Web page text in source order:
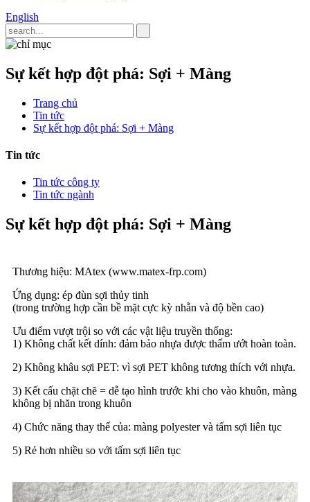
English
Sự kết hợp đột phá: Sợi + Màng
Trang chủ
Tin tức
Sự kết hợp đột phá: Sợi + Màng
Tin tức
Tin tức công ty
Tin tức ngành
Sự kết hợp đột phá: Sợi + Màng
Thương hiệu: MAtex (www.matex-frp.com)
Ứng dụng: ép đùn sợi thủy tinh
(trong trường hợp cần bề mặt cực kỳ nhẵn và độ bền cao)
Ưu điểm vượt trội so với các vật liệu truyền thống:
1) Không chất kết dính: đảm bảo nhựa được thấm ướt hoàn toàn.
2) Không khâu sợi PET: vì sợi PET không tương thích với nhựa.
3) Kết cấu chặt chẽ = dễ tạo hình trước khi cho vào khuôn, màng
không bị nhăn trong khuôn
4) Chức năng thay thế của: màng polyester và tấm sợi liên tục
5) Rẻ hơn nhiều so với tấm sợi liên tục